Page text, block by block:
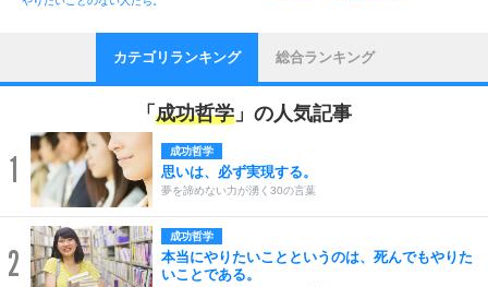
カテゴリランキング 総合ランキング
「 成功哲学 」の人気記事
1 成功哲学
思いは、必ず実現する。
夢を諦めない力が湧く30の言葉
2
成功哲学
本当にやりたいことというのは、死んでもやりた
いことである。